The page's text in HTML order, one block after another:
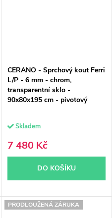
CERANO - Sprchový kout Ferri
L/P - 6 mm - chrom,
transparentní sklo -
90x80x195 cm - pivotový
Skladem
7 480 Kč
DO KOŠÍKU
PRODLOUŽENÁ ZÁRUKA